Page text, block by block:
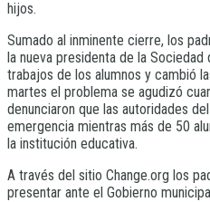
hijos.
Sumado al inminente cierre, los
la nueva presidenta de la
trabajos de los alumnos y cambió
martes el problema se agudizó
denunciaron que las autoridades
emergencia mientras más de 50
la institución educativa.
A través del sitio Change.org los
presentar ante el Gobierno